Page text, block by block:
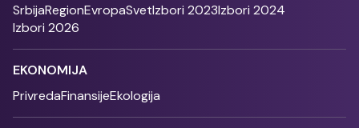
SrbijaRegionEvropaSvetIzbori 2023Izbori 2024
Izbori 2026
EKONOMIJA
PrivredaFinansijeEkologija